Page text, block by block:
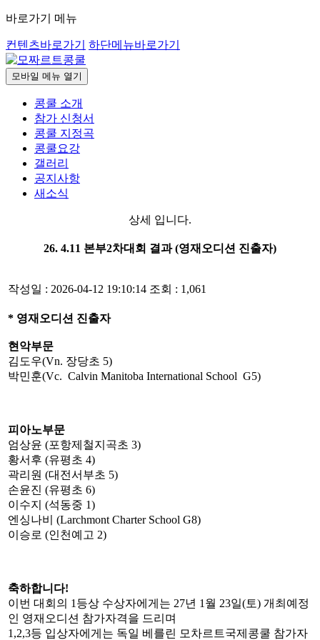
바로가기 메뉴
컨텐츠바로가기 하단메뉴바로가기
모바일 메뉴 열기
콩쿨 소개
참가 신청서
콩쿨 지정곡
콩쿨요강
갤러리
공지사항
새소식
상세 입니다.
26. 4.11 본부2차대회 결과 (영재오디션 진출자)
작성일 : 2026-04-12 19:10:14 조회 : 1,061
* 영재오디션 진출자
현악부문
김도우(Vn. 장당초 5)
박민훈(Vc. Calvin Manitoba International School G5)
피아노부문
엄상윤 (포항제철지곡초 3)
황서후 (유평초 4)
곽리원 (대전서부초 5)
손윤진 (유평초 6)
이수지 (석동중 1)
엔싱나비 (Larchmont Charter School G8)
이승로 (인천예고 2)
축하합니다!
이번 대회의 1등상 수상자에게는 27년 1월 23일(토) 개최예정
인 영재오디션 참가자격을 드리며
1,2,3등 입상자에게는 독일 베를린 모차르트국제콩쿨 참가자